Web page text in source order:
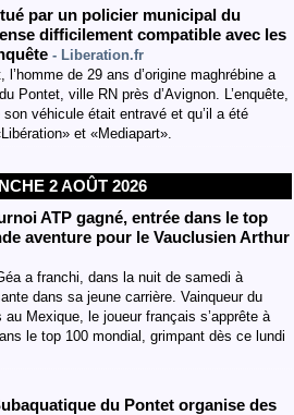
par un policier municipal du
difficilement compatible avec les
- Liberation.fr
de 29 ans d’origine maghrébine a
Pontet, ville RN près d’Avignon. L’enquête,
véhicule était entravé et qu’il a été
et «Mediapart».
2 AOÛT 2026
ATP gagné, entrée dans le top
aventure pour le Vauclusien Arthur
a franchi, dans la nuit de samedi à
dans sa jeune carrière. Vainqueur du
Mexique, le joueur français s’apprête à
le top 100 mondial, grimpant dès ce lundi
du Pontet organise des